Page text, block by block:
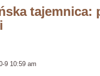
tajemnica:
9 10:59 am